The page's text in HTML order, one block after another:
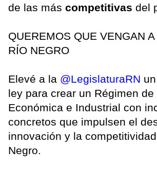
de las más competitivas del
QUEREMOS QUE VENGAN
RÍO NEGRO
Elevé a la @LegislaturaRN
ley para crear un Régimen de
Económica e Industrial con
concretos que impulsen el
innovación y la
Negro.